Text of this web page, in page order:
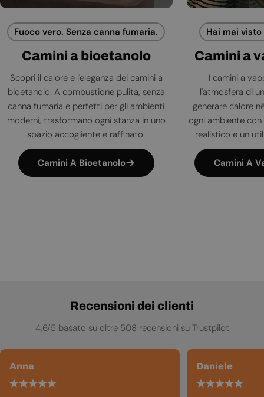
Fuoco vero. Senza canna fumaria.
Camini a bioetanolo
Scopri il calore e l'eleganza dei camini a
bioetanolo. A combustione pulita, senza
canna fumaria e perfetti per gli ambienti
moderni, trasformano ogni stanza in uno
spazio accogliente e raffinato.
Camini A Bioetanolo
Hai mai
Camini a
I camini a
l'atmosfera di
generare calore
ogni ambiente
realistico e un
Camini A
Recensioni dei clienti
4,6/5 basato su oltre 508 recensioni su Trustpilot
Anna Daniele